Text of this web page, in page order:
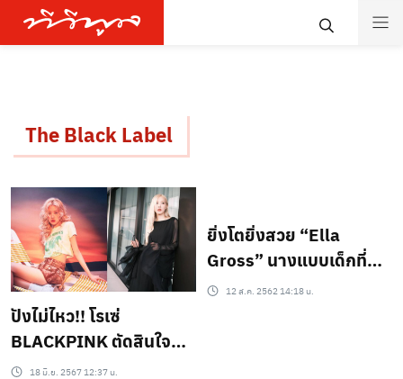
The Black Label
ปังไม่ไหว!! โรเซ่
BLACKPINK ตัดสินใจ
เซ็นสัญญากับค่าย THE
18 มิ.ย. 2567 12:37 น.
ยิ่งโตยิ่งสวย “Ella
Gross” นางแบบเด็กที่
โด่งดัง สู่เด็กฝึกหัดค่าย
12 ส.ค. 2562 14:18 น.